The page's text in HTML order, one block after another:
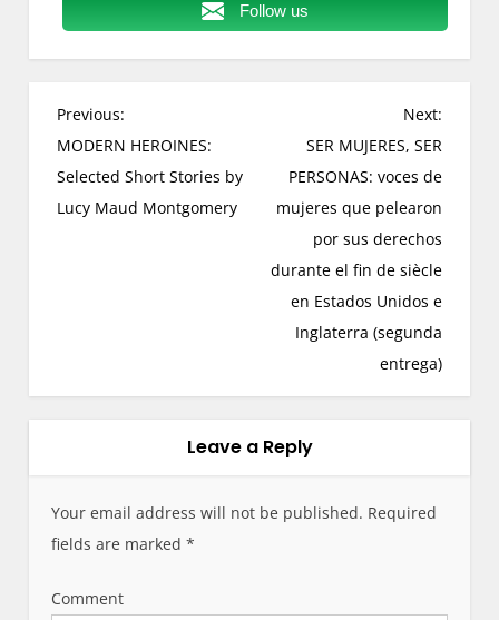
Follow us
Previous:
MODERN HEROINES:
Selected Short Stories by
Lucy Maud Montgomery
Next:
SER MUJERES, SER
PERSONAS: voces de
mujeres que pelearon
por sus derechos
durante el fin de siècle
en Estados Unidos e
Inglaterra (segunda
entrega)
Leave a Reply
Your email address will not be published. Required
fields are marked*
Comment